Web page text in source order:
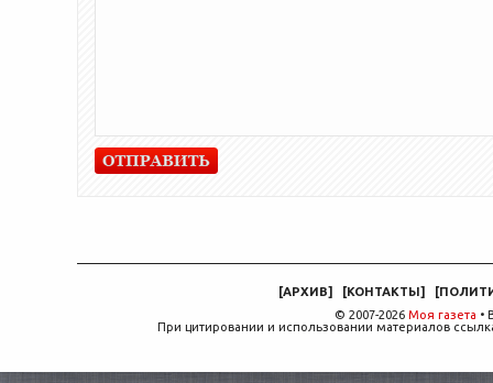
[АРХИВ] [КОНТАКТЫ] [
© 2007-2026 Моя газета •
При цитировании и использовании материалов